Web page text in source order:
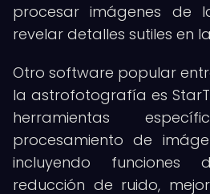
procesar imágenes de
revelar detalles sutiles en
Otro software popular
la astrofotografía es
herramientas
procesamiento de
incluyendo
reducción de ruido,